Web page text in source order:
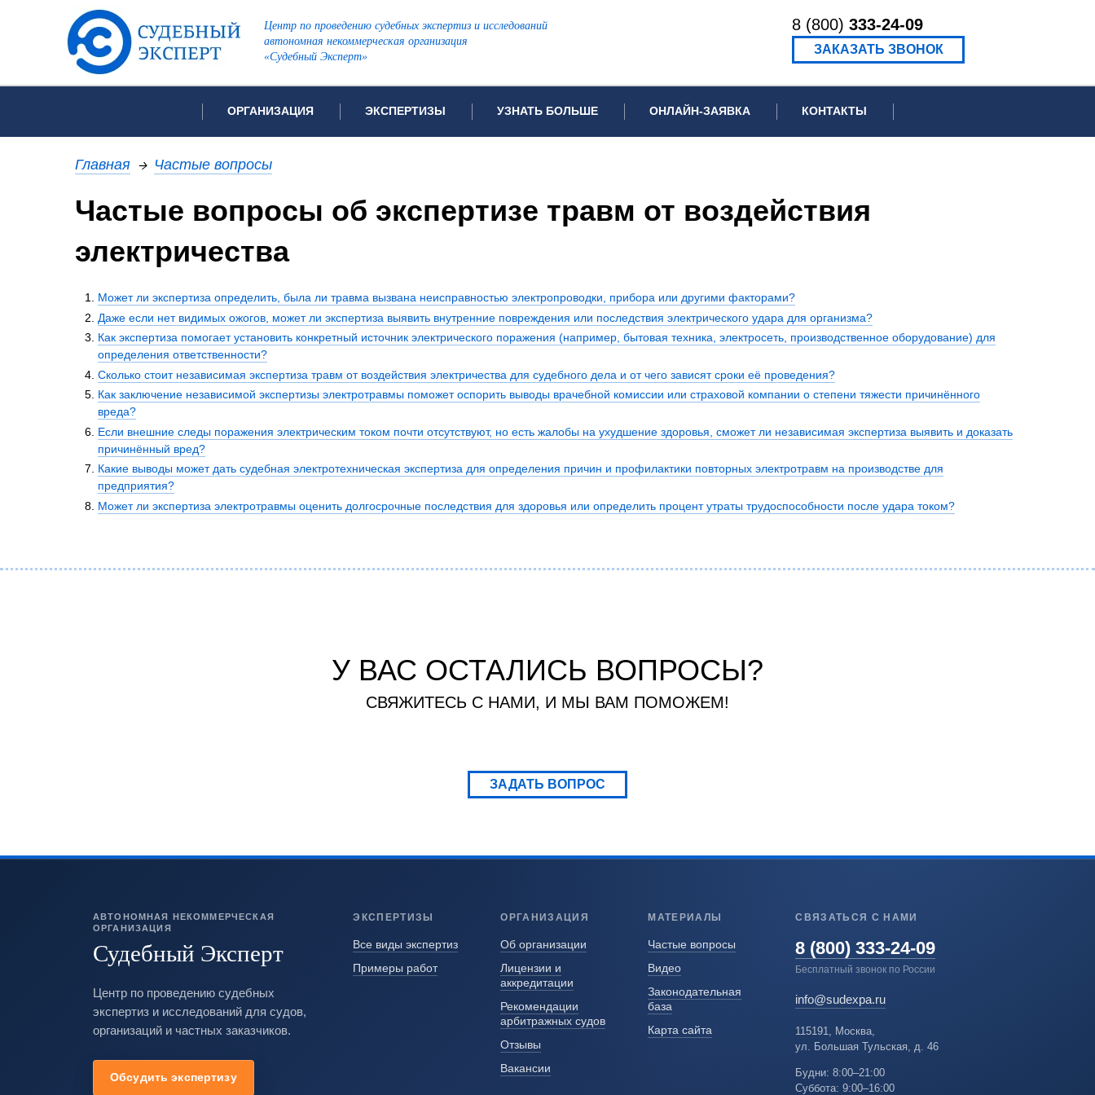
Центр по проведению судебных экспертиз и исследований
автономная некоммерческая организация
«Судебный Эксперт»
8 (800) 333-24-09
ЗАКАЗАТЬ ЗВОНОК
ОРГАНИЗАЦИЯ
Об организации
Рекомендации арбитражных судов
Отзывы
Для СМИ
Политика конфиденциальности
ЭКСПЕРТИЗЫ
Автотехническая экспертиза
Видеотехническая экспертиза
Лингвистическая экспертиза
Медицинская экспертиза
Оценочная экспертиза
Патентоведческая экспертиза
Пожарно-техническая экспертиза
Почерковедческая экспертиза
Психиатрическая экспертиза
Психологическая экспертиза
Рецензия на экспертное заключение
Строительная экспертиза
УЗНАТЬ БОЛЬШЕ
Частые вопросы
Законодательная база
ОНЛАЙН-ЗАЯВКА
Заявка на проведение рецензии
КОНТАКТЫ
Главная → Частые вопросы
Частые вопросы об экспертизе травм от воздействия
электричества
Может ли экспертиза определить, была ли травма вызвана неисправностью электропроводки, прибора или другими факторами?
Даже если нет видимых ожогов, может ли экспертиза выявить внутренние повреждения или последствия электрического удара для организма?
Как экспертиза помогает установить конкретный источник электрического поражения (например, бытовая техника, электросеть, производственное оборудование) для
определения ответственности?
Сколько стоит независимая экспертиза травм от воздействия электричества для судебного дела и от чего зависят сроки её проведения?
Как заключение независимой экспертизы электротравмы поможет оспорить выводы врачебной комиссии или страховой компании о степени тяжести причинённого
вреда?
Если внешние следы поражения электрическим током почти отсутствуют, но есть жалобы на ухудшение здоровья, сможет ли независимая экспертиза выявить и доказать
причинённый вред?
Какие выводы может дать судебная электротехническая экспертиза для определения причин и профилактики повторных электротравм на производстве для
предприятия?
Может ли экспертиза электротравмы оценить долгосрочные последствия для здоровья или определить процент утраты трудоспособности после удара током?
У ВАС ОСТАЛИСЬ ВОПРОСЫ?
СВЯЖИТЕСЬ С НАМИ, И МЫ ВАМ ПОМОЖЕМ!
ЗАДАТЬ ВОПРОС
АВТОНОМНАЯ НЕКОММЕРЧЕСКАЯ
ОРГАНИЗАЦИЯ
Судебный Эксперт
Центр по проведению судебных
экспертиз и исследований для судов,
организаций и частных заказчиков.
Обсудить экспертизу
ЭКСПЕРТИЗЫ
Все виды экспертиз
Примеры работ
ОРГАНИЗАЦИЯ
Об организации
Лицензии и
аккредитации
Рекомендации
арбитражных судов
Отзывы
Вакансии
МАТЕРИАЛЫ
Частые вопросы
Видео
Законодательная
база
Карта сайта
СВЯЗАТЬСЯ С НАМИ
8 (800) 333-24-09
Бесплатный звонок по России
info@sudexpa.ru
115191, Москва,
ул. Большая Тульская, д. 46
Будни: 8:00–21:00
Суббота: 9:00–16:00